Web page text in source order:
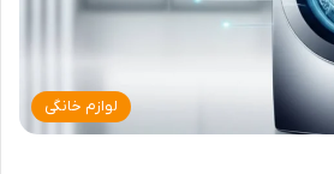
لوازم خانگی